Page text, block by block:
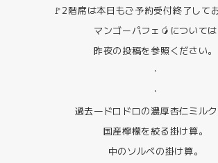
🚩2階席は本日もご予約受付終了して
マンゴーパフェ🥭については
昨夜の投稿を参照ください。
・
・
過去一ドロドロの濃厚杏仁ミルク
国産檸檬を絞る掛け算。
中のソルベの掛け算。